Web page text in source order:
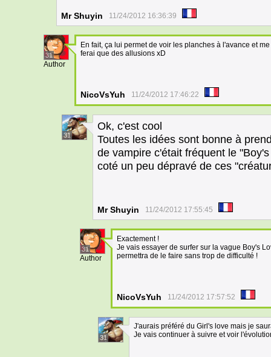
Mr Shuyin 11/24/2012 16:36:39
31
Author
En fait, ça lui permet de voir les planches à l'avance et
ferai que des allusions xD
NicoVsYuh 11/24/2012 17:46:22
31
Ok, c'est cool
Toutes les idées sont bonne à
de vampire c'était fréquent le
coté un peu dépravé de ces
Mr Shuyin 11/24/2012 17:55:45
31
Author
Exactement !
Je vais essayer de surfer sur la vague Boy's
permettra de le faire sans trop de difficulté !
NicoVsYuh 11/24/2012 17:57:52
31
J'aurais préféré du Girl's love mais je
Je vais continuer à suivre et voir